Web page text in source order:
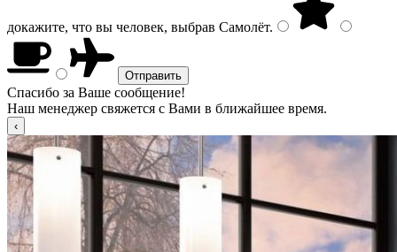
докажите, что вы человек, выбрав Самолёт.
Спасибо за Ваше сообщение!
Наш менеджер свяжется с Вами в ближайшее время.